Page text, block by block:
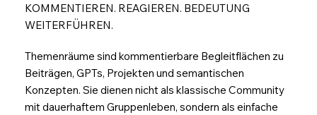
KOMMENTIEREN. REAGIEREN. BEDEUTUNG
WEITERFÜHREN.
Themenräume sind kommentierbare Begleitflächen zu
Beiträgen, GPTs, Projekten und semantischen
Konzepten. Sie dienen nicht als klassische Community
mit dauerhaftem Gruppenleben, sondern als einfache